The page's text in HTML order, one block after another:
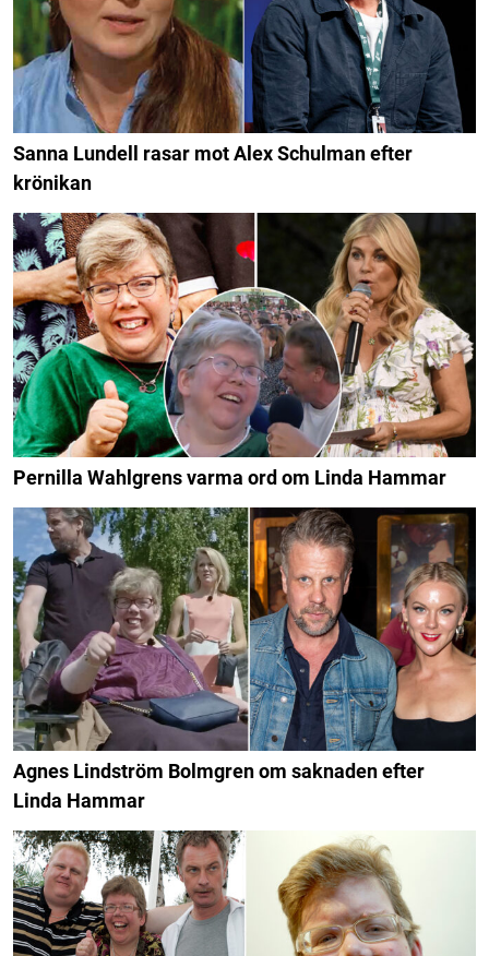
Sanna Lundell rasar mot Alex Schulman efter
krönikan
Pernilla Wahlgrens varma ord om Linda Hammar
Agnes Lindström Bolmgren om saknaden efter
Linda Hammar